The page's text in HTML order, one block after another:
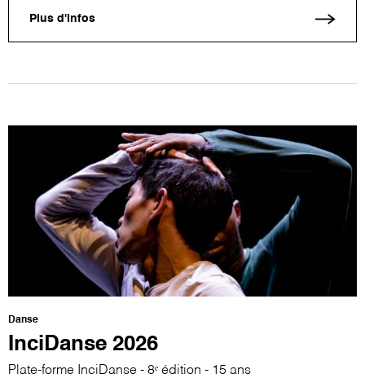
Plus d'infos
Danse
InciDanse 2026
Plate-forme InciDanse - 8ᵉ édition - 15 ans